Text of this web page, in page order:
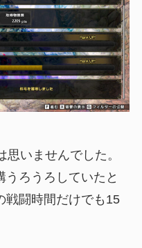
いませんでした。
うろうろしていたと
戦闘時間だけでも15